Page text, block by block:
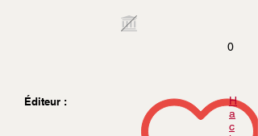
0
Éditeur :
H
a
c